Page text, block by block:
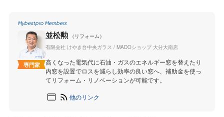
Mybestpro Members
専門家
並松勲
（リフォーム）
有限会社 けやき台中央ガラス / MADOショップ 大分大南店
高くなった電気代に石油・ガスのエネルギー窓を替えたり
内窓を設置でロスを減らし効率の良い窓へ、補助金を使っ
てリフォーム・リノベーションが可能です。
他のリンク